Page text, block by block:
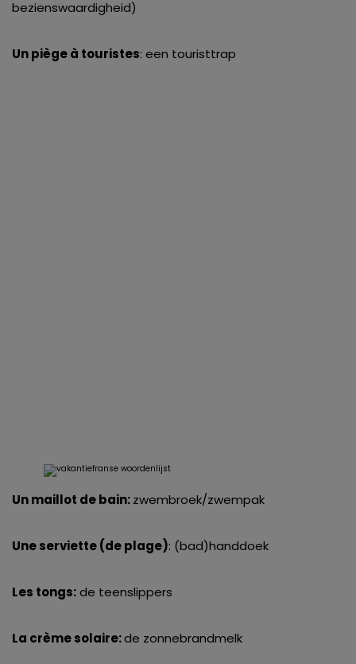
bezienswaardigheid)
Un piège à touristes: een touristtrap
Un maillot de bain:zwembroek/zwempak
Une serviette (de plage): (bad)handdoek
Les tongs:de teenslippers
La crème solaire:de zonnebrandmelk